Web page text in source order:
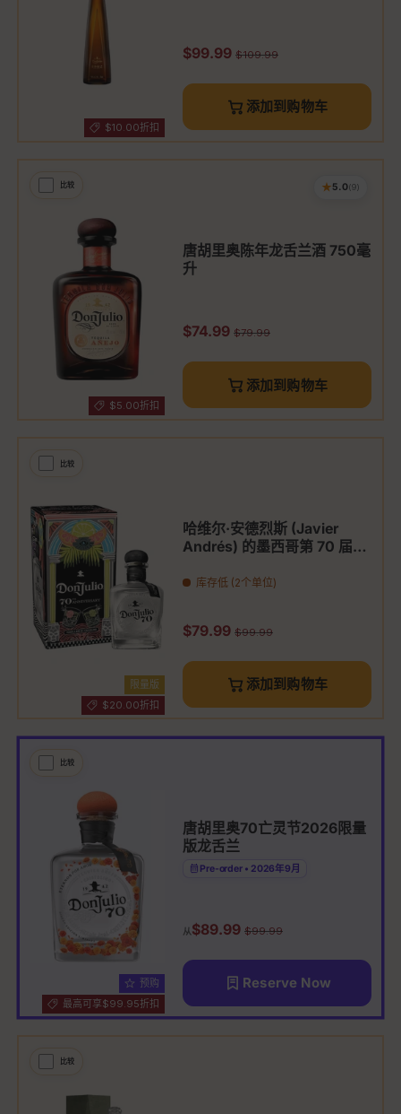
$10.00折扣
促销价
$99.99 原价
$109.99
添加到购物车
比较
$5.00折扣
★5.0(9)
唐胡里奥陈年龙舌兰酒 750毫
升
促销价
$74.99 原价
$79.99
添加到购物车
比较
限量版
$20.00折扣
哈维尔·安德烈斯 (Javier
Andrés) 的墨西哥第 70 届克
库存低 (2个单位)
促销价
$79.99 原价
$99.99
添加到购物车
比较
预购
最高可享$99.95折扣
唐胡里奥70亡灵节2026限量
版龙舌兰
Pre-order • 2026年9月
促销价
从$89.99 原价
$99.99
Reserve Now
比较